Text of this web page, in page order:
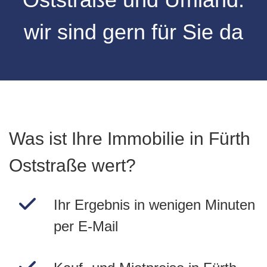
wir sind gern für Sie da
Was ist Ihre Immobilie in Fürth
Oststraße wert?
Ihr Ergebnis in wenigen Minuten
per E-Mail